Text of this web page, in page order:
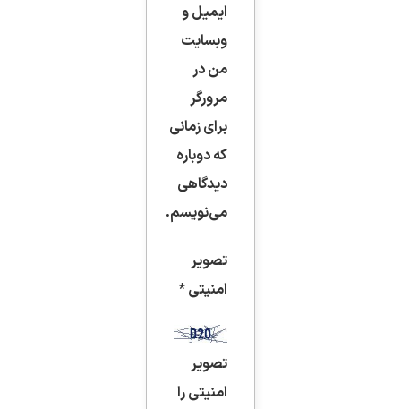
ایمیل و
وبسایت
من در
مرورگر
برای زمانی
که دوباره
دیدگاهی
می‌نویسم.
تصویر
امنیتی*
تصویر
امنیتی را